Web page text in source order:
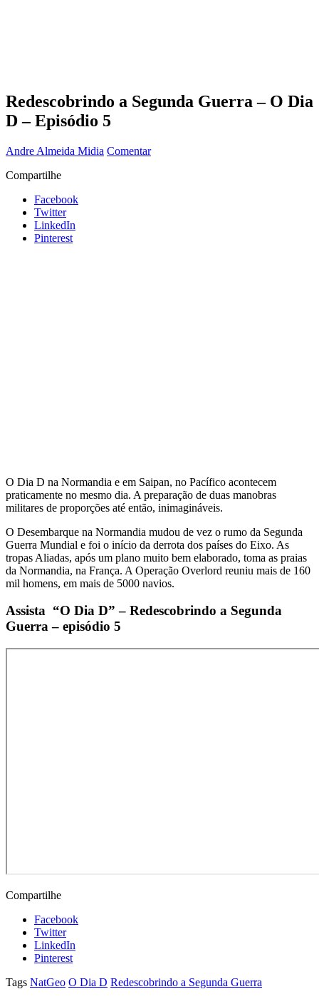
Redescobrindo a Segunda Guerra – O Dia
D – Episódio 5
Andre Almeida Midia Comentar
Compartilhe
Facebook
Twitter
LinkedIn
Pinterest
O Dia D na Normandia e em Saipan, no Pacífico acontecem
praticamente no mesmo dia. A preparação de duas manobras
militares de proporções até então, inimagináveis.
O Desembarque na Normandia mudou de vez o rumo da Segunda
Guerra Mundial e foi o início da derrota dos países do Eixo. As
tropas Aliadas, após um plano muito bem elaborado, toma as praias
da Normandia, na França. A Operação Overlord reuniu mais de 160
mil homens, em mais de 5000 navios.
Assista “O Dia D” – Redescobrindo a Segunda
Guerra – episódio 5
Compartilhe
Facebook
Twitter
LinkedIn
Pinterest
Tags NatGeo O Dia D Redescobrindo a Segunda Guerra